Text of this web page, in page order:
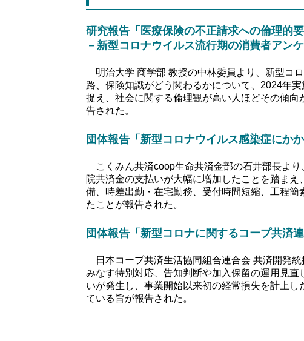
研究報告「医療保険の不正請求への倫理的
－新型コロナウイルス流行期の消費者アン
明治大学 商学部 教授の中林委員より、新型コ
路、保険知識がどう関わるかについて、2024年
捉え、社会に関する倫理観が高い人ほどその傾
告された。
団体報告「新型コロナウイルス感染症にか
こくみん共済coop生命共済金部の石井部長より
院共済金の支払いが大幅に増加したことを踏ま
備、時差出勤・在宅勤務、受付時間短縮、工程
たことが報告された。
団体報告「新型コロナに関するコープ共済
日本コープ共済生活協同組合連合会 共済開発
みなす特別対応、告知判断や加入保留の運用見
いが発生し、事業開始以来初の経常損失を計上
ている旨が報告された。